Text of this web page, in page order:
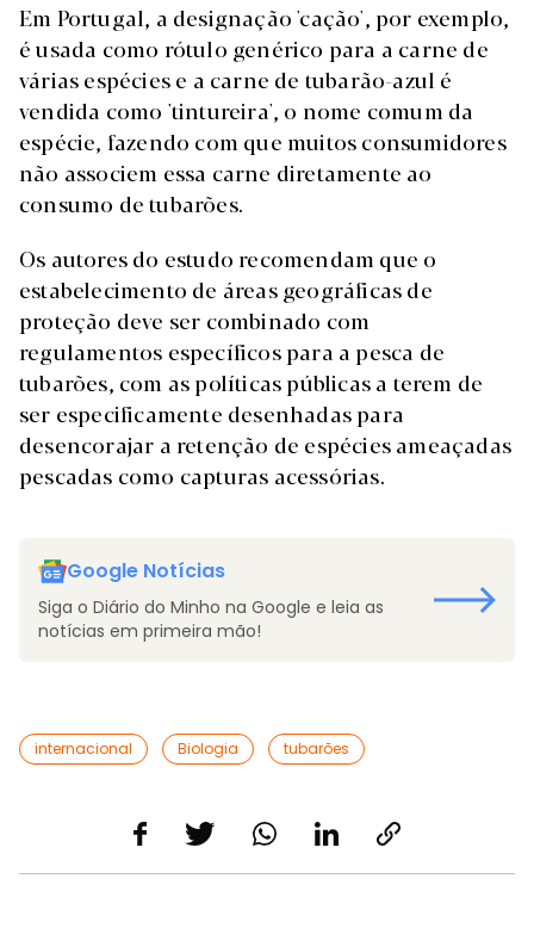
Em Portugal, a designação 'cação', por exemplo,
é usada como rótulo genérico para a carne de
várias espécies e a carne de tubarão-azul é
vendida como 'tintureira', o nome comum da
espécie, fazendo com que muitos consumidores
não associem essa carne diretamente ao
consumo de tubarões.
Os autores do estudo recomendam que o
estabelecimento de áreas geográficas de
proteção deve ser combinado com
regulamentos específicos para a pesca de
tubarões, com as políticas públicas a terem de
ser especificamente desenhadas para
desencorajar a retenção de espécies ameaçadas
pescadas como capturas acessórias.
Google Notícias
Siga o Diário do Minho na Google e leia as
notícias em primeira mão!
internacional Biologia tubarões